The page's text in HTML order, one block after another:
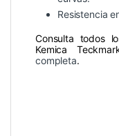
Resistencia
Consulta todos
Kemica
completa.